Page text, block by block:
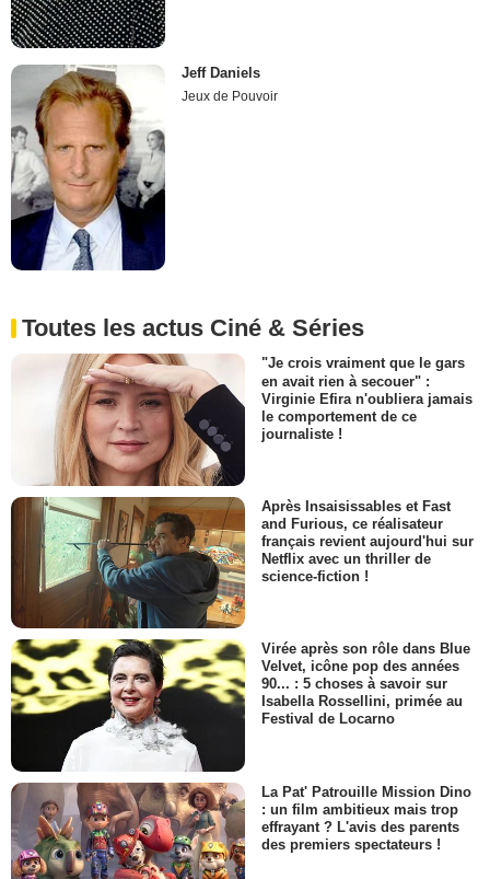
Jeff Daniels
Jeux de Pouvoir
Toutes les actus Ciné & Séries
"Je crois vraiment que le gars
en avait rien à secouer" :
Virginie Efira n'oubliera jamais
le comportement de ce
journaliste !
Après Insaisissables et Fast
and Furious, ce réalisateur
français revient aujourd'hui sur
Netflix avec un thriller de
science-fiction !
Virée après son rôle dans Blue
Velvet, icône pop des années
90... : 5 choses à savoir sur
Isabella Rossellini, primée au
Festival de Locarno
La Pat' Patrouille Mission Dino
: un film ambitieux mais trop
effrayant ? L'avis des parents
des premiers spectateurs !